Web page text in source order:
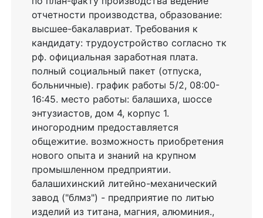
отчетности производства, образование:
высшее-бакалавриат. Требования к
кандидату: трудоустройство согласно тк
рф. официальная заработная плата.
полный социальный пакет (отпуска,
больничные). график работы 5/2, 08:00-
16:45. место работы: балашиха, шоссе
энтузиастов, дом 4, корпус 1.
иногородним предоставляется
общежитие. возможность приобретения
нового опыта и знаний на крупном
промышленном предприятии.
балашихинский литейно-механический
завод ("блмз") - предприятие по литью
изделий из титана, магния, алюминия.,